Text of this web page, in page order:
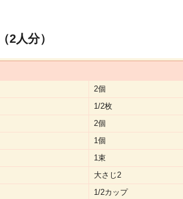
2人分）
2個
1/2枚
2個
1個
1束
大さじ2
1/2カップ